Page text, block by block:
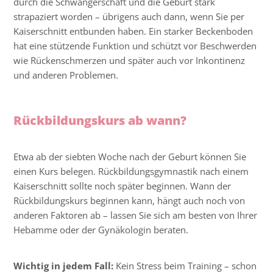
strapaziert worden – übrigens auch dann, wenn Sie per
Kaiserschnitt entbunden haben. Ein starker Beckenboden
hat eine stützende Funktion und schützt vor Beschwerden
wie Rückenschmerzen und später auch vor Inkontinenz
und anderen Problemen.
Rückbildungskurs ab wann?
Etwa ab der siebten Woche nach der Geburt können Sie
einen Kurs belegen. Rückbildungsgymnastik nach einem
Kaiserschnitt sollte noch später beginnen. Wann der
Rückbildungskurs beginnen kann, hängt auch noch von
anderen Faktoren ab – lassen Sie sich am besten von Ihrer
Hebamme oder der Gynäkologin beraten.
Wichtig in jedem Fall: Kein Stress beim Training – schon